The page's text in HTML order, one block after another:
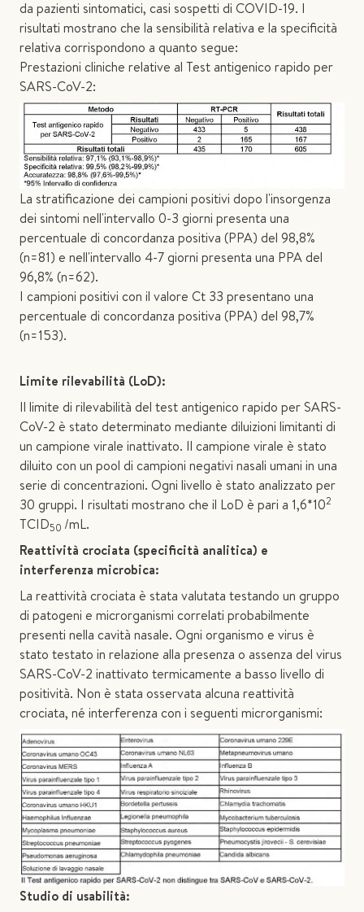
da pazienti sintomatici, casi sospetti di COVID-19. I
risultati mostrano che la sensibilità relativa e la specificità
relativa corrispondono a quanto segue:
Prestazioni cliniche relative al Test antigenico rapido per
SARS-CoV-2:
La stratificazione dei campioni positivi dopo l'insorgenza
dei sintomi nell'intervallo 0-3 giorni presenta una
percentuale di concordanza positiva (PPA) del 98,8%
(n=81) e nell'intervallo 4-7 giorni presenta una PPA del
96,8% (n=62).
I campioni positivi con il valore Ct 33 presentano una
percentuale di concordanza positiva (PPA) del 98,7%
(n=153).
Limite rilevabilità (LoD):
Il limite di rilevabilità del test antigenico rapido per SARS-
CoV-2 è stato determinato mediante diluizioni limitanti di
un campione virale inattivato. Il campione virale è stato
diluito con un pool di campioni negativi nasali umani in una
serie di concentrazioni. Ogni livello è stato analizzato per
30 gruppi. I risultati mostrano che il LoD è pari a 1,6*102
TCID50 /mL.
Reattività crociata (specificità analitica) e
interferenza microbica:
La reattività crociata è stata valutata testando un gruppo
di patogeni e microrganismi correlati probabilmente
presenti nella cavità nasale. Ogni organismo e virus è
stato testato in relazione alla presenza o assenza del virus
SARS-CoV-2 inattivato termicamente a basso livello di
positività. Non è stata osservata alcuna reattività
crociata, né interferenza con i seguenti microrganismi:
Studio di usabilità: